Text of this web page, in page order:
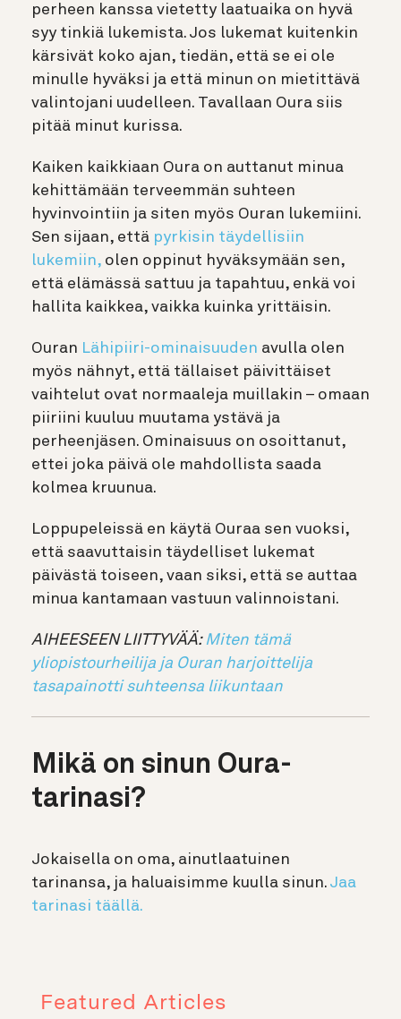
perheen kanssa vietetty laatuaika on hyvä
syy tinkiä lukemista. Jos lukemat kuitenkin
kärsivät koko ajan, tiedän, että se ei ole
minulle hyväksi ja että minun on mietittävä
valintojani uudelleen. Tavallaan Oura siis
pitää minut kurissa.
Kaiken kaikkiaan Oura on auttanut minua
kehittämään terveemmän suhteen
hyvinvointiin ja siten myös Ouran lukemiini.
Sen sijaan, että pyrkisin täydellisiin
lukemiin, olen oppinut hyväksymään sen,
että elämässä sattuu ja tapahtuu, enkä voi
hallita kaikkea, vaikka kuinka yrittäisin.
Ouran Lähipiiri-ominaisuuden avulla olen
myös nähnyt, että tällaiset päivittäiset
vaihtelut ovat normaaleja muillakin – omaan
piiriini kuuluu muutama ystävä ja
perheenjäsen. Ominaisuus on osoittanut,
ettei joka päivä ole mahdollista saada
kolmea kruunua.
Loppupeleissä en käytä Ouraa sen vuoksi,
että saavuttaisin täydelliset lukemat
päivästä toiseen, vaan siksi, että se auttaa
minua kantamaan vastuun valinnoistani.
AIHEESEEN LIITTYVÄÄ:Miten tämä
yliopistourheilija ja Ouran harjoittelija
tasapainotti suhteensa liikuntaan
Mikä on sinun Oura-
tarinasi?
Jokaisella on oma, ainutlaatuinen
tarinansa, ja haluaisimme kuulla sinun. Jaa
tarinasi täällä.
Featured Articles